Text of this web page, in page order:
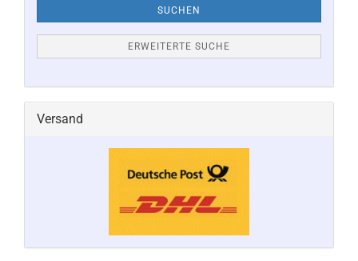
SUCHEN
ERWEITERTE SUCHE
Versand